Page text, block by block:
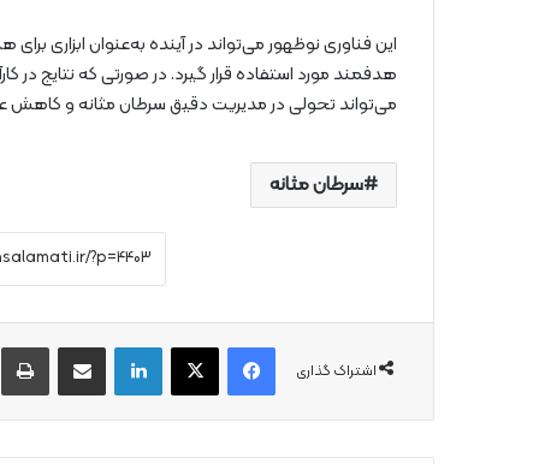
این فناوری نوظهور می‌تواند در آینده به‌عنوان ابزاری
می‌تواند تحولی در مدیریت دقیق سرطان مثانه و کاهش
سرطان مثانه
اشتراک گذاری
فیس بوک لینکدین از طریق ایمیل به اشتراک بگذارید